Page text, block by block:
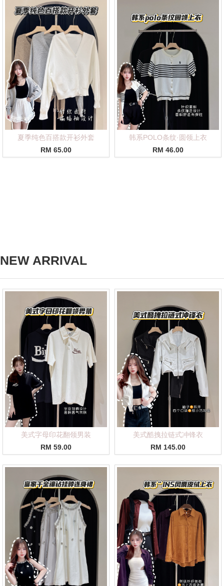
夏季纯色百搭款开衫外套
RM 65.00
韩系POLO条纹·圆领上衣
RM 46.00
NEW ARRIVAL
美式字母印花翻领男装
RM 59.00
美式酷拽拉链式冲锋衣
RM 145.00